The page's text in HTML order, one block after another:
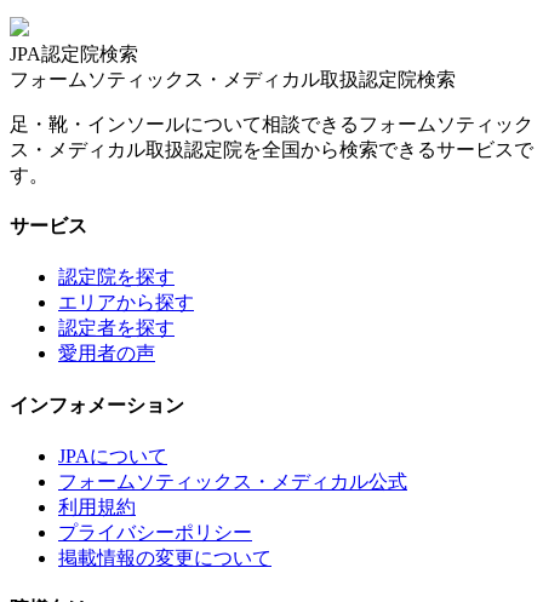
JPA認定院検索
フォームソティックス・メディカル取扱認定院検索
足・靴・インソールについて相談できるフォームソティック
ス・メディカル取扱認定院を全国から検索できるサービスで
す。
サービス
認定院を探す
エリアから探す
認定者を探す
愛用者の声
インフォメーション
JPAについて
フォームソティックス・メディカル公式
利用規約
プライバシーポリシー
掲載情報の変更について